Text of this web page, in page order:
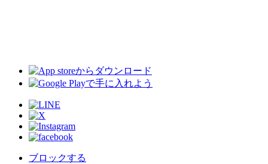
ブロックする